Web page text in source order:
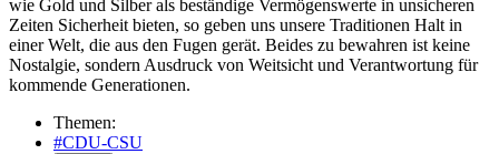
wie Gold und Silber als beständige Vermögenswerte in unsicheren
Zeiten Sicherheit bieten, so geben uns unsere Traditionen Halt in
einer Welt, die aus den Fugen gerät. Beides zu bewahren ist keine
Nostalgie, sondern Ausdruck von Weitsicht und Verantwortung für
kommende Generationen.
Themen:
#CDU-CSU